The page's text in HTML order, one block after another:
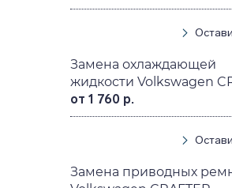
Замена охлаждающей
жидкости Volkswagen
от 1 760 р.
Замена приводных